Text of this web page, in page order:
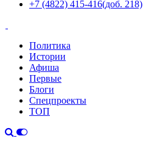
+7 (4822) 415-416(доб. 218)
Политика
Истории
Афиша
Первые
Блоги
Спецпроекты
ТОП